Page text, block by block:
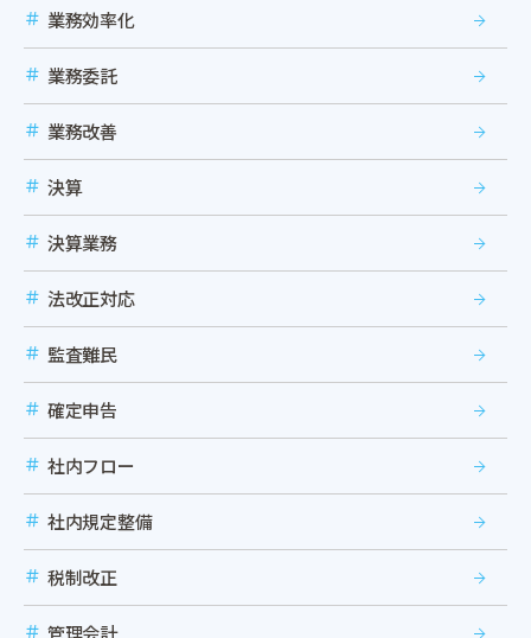
業務効率化
業務委託
業務改善
決算
決算業務
法改正対応
監査難民
確定申告
社内フロー
社内規定整備
税制改正
管理会計